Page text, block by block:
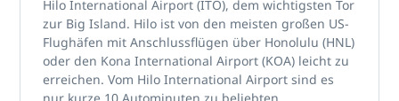
Hilo International Airport (ITO), dem wichtigsten Tor
zur Big Island. Hilo ist von den meisten großen US-
Flughäfen mit Anschlussflügen über Honolulu (HNL)
oder den Kona International Airport (KOA) leicht zu
erreichen. Vom Hilo International Airport sind es